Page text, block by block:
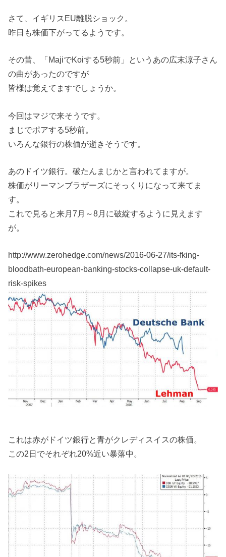
さて、イギリスEU離脱ショック。
昨日も株価下がってるようです。
その昔、「MajiでKoiする5秒前」というあの広末涼子さん
の曲があったのですが
皆様は覚えてますでしょうか。
今回はマジで来そうです。
まじでポアする5秒前。
いろんな銀行の株価が逝きそうです。
あのドイツ銀行。破たんまじかと言われてますが。
株価がリーマンブラザーズにそっくりになって来てま
す。
これで見ると来月7月～8月に破綻するように見えます
が。
http://www.zerohedge.com/news/2016-06-27/its-fking-
bloodbath-european-banking-stocks-collapse-uk-default-
risk-spikes
これは赤がドイツ銀行と青がクレディスイスの株価。
この2日でそれぞれ20%近い暴落中。